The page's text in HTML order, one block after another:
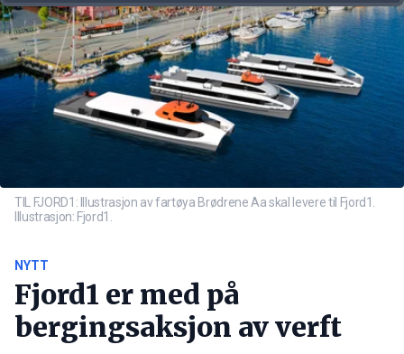
TIL FJORD1: Illustrasjon av fartøya Brødrene Aa skal levere til Fjord1.
Illustrasjon: Fjord1.
NYTT
Fjord1 er med på
bergingsaksjon av verft